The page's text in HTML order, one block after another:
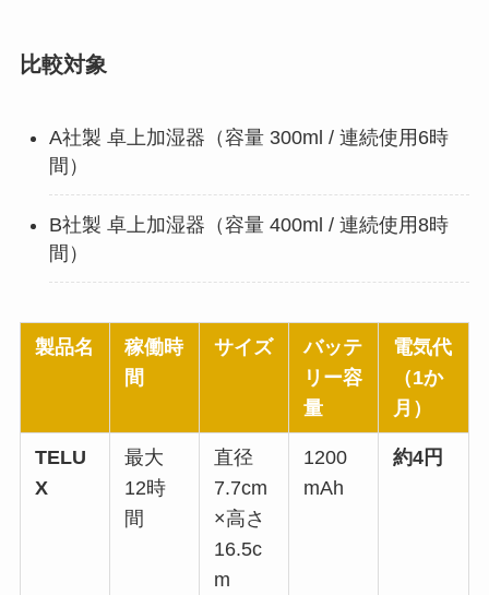
比較対象
A社製 卓上加湿器（容量 300ml / 連続使用6時
間）
B社製 卓上加湿器（容量 400ml / 連続使用8時
間）
製品名
稼働時
間
サイズ
バッテ
リー容
量
電気代
（1か
月）
TELU
X
最大
12時
間
直径
7.7cm
×高さ
16.5c
m
1200
mAh
約4円